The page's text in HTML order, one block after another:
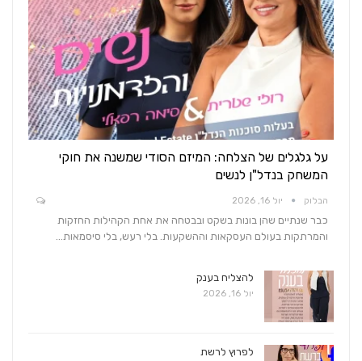
על גלגלים של הצלחה: המיזם הסודי שמשנה את חוקי
המשחק בנדל"ן לנשים
הבלוק יול 16, 2026
כבר שנתיים שהן בונות בשקט ובבטחה את אחת הקהילות החזקות
והמרתקות בעולם העסקאות וההשקעות. בלי רעש, בלי סיסמאות…
להצליח בענק
יול 16, 2026
לפרוץ לרשת